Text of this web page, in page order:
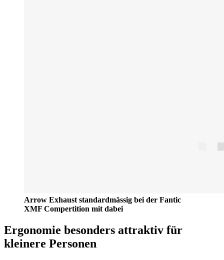
Arrow Exhaust standardmässig bei der Fantic
XMF Compertition mit dabei
Ergonomie besonders attraktiv für
kleinere Personen